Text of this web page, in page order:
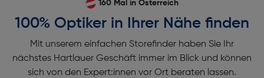
160 Mal in Österreich
100% Optiker in Ihrer Nähe finden
Mit unserem einfachen Storefinder haben Sie Ihr
nächstes Hartlauer Geschäft immer im Blick und können
sich von den Expert:innen vor Ort beraten lassen.